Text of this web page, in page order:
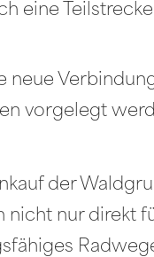
eine
neue
vorgelegt
der
nur direkt